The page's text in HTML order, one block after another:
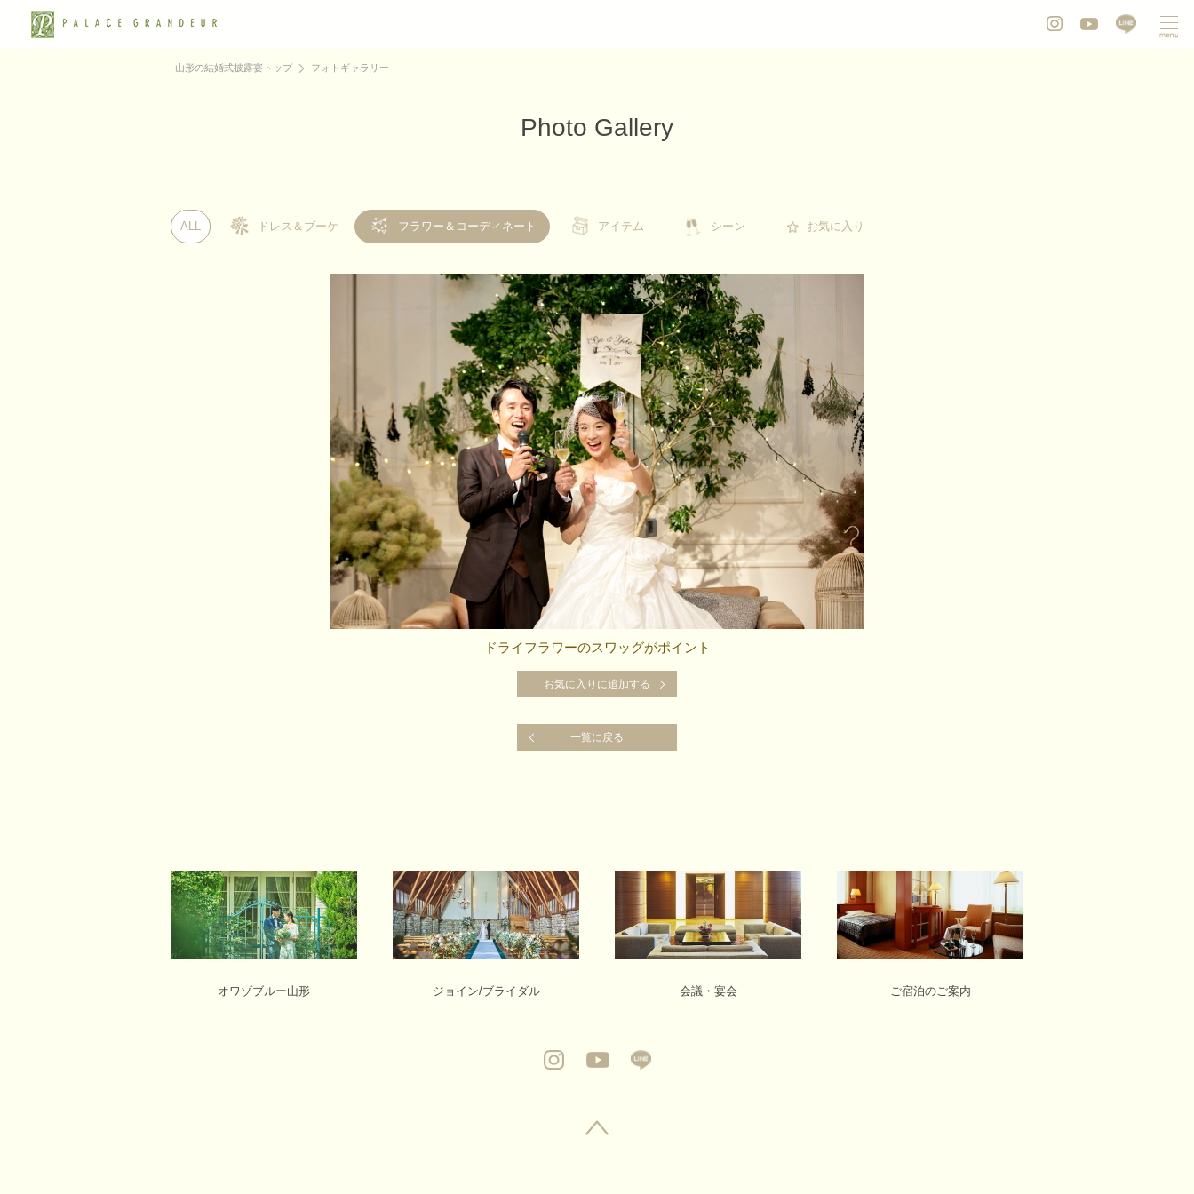
山形の結婚式披露宴トップ フォトギャラリー
Photo Gallery
ALL
ALL ドレス＆ブーケ
ドレス＆ブーケ フラワー＆コーディネート アイテム
アイテム シーン
シーン お気に入り
お気に入り
ドライフラワーのスワッグがポイント
お気に入りに追加する
お気に入りに追加する
一覧に戻る
一覧に戻る
オワゾブルー山形 ジョイン/ブライダル 会議・宴会 ご宿泊のご案内